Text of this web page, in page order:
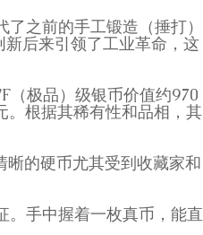
之前的手工锻造（捶打）
后来引领了工业革命，这
（极品）级银币价值约970
。根据其稀有性和品相，其
的硬币尤其受到收藏家和
。手中握着一枚真币，能直